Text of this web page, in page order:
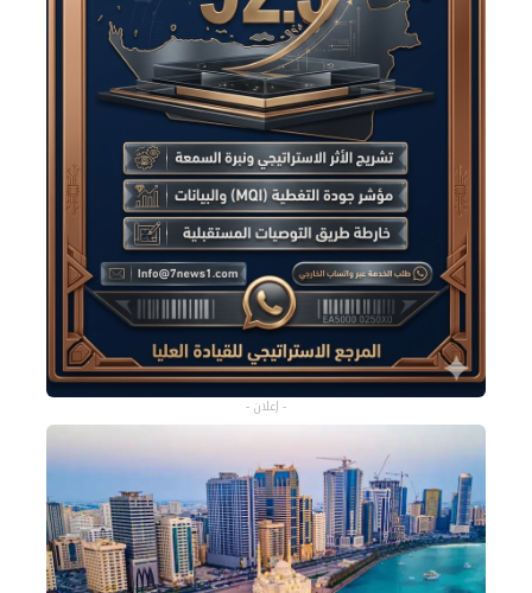
- إعلان -